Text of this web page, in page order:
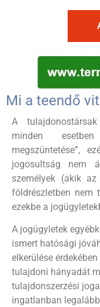
Mi a teendő
A
minden
megszüntetése”,
jogosultság nem
személyek (akik
földrészletben nem
ezekbe a
A jogügyletek
ismert hatósági
elkerülése
tulajdoni hányadát
tulajdonszerzési
ingatlanban